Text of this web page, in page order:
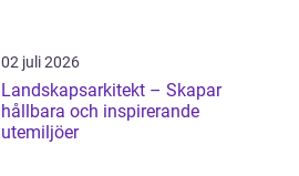
02 juli 2026
Landskapsarkitekt – Skapar
hållbara och inspirerande
utemiljöer